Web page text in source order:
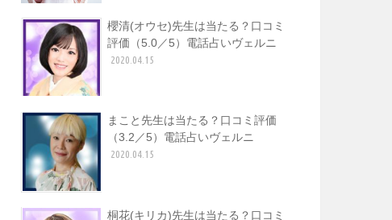
櫻清(オウセ)先生は当たる？口コミ
評価（5.0／5）電話占いヴェルニ
2020.04.15
まこと先生は当たる？口コミ評価
（3.2／5）電話占いヴェルニ
2020.04.15
桐花(キリカ)先生は当たる？口コミ